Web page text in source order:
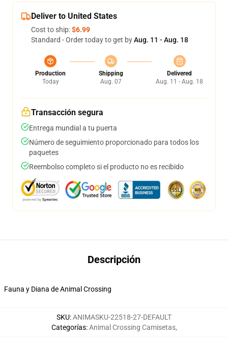
Deliver to United States
Cost to ship:$6.99
Standard - Order today to get byAug. 11 - Aug. 18
Production
Today
Shipping
Aug. 07
Delivered
Aug. 11 - Aug. 18
Transacción segura
Entrega mundial a tu puerta
Número de seguimiento proporcionado para todos los
paquetes
Reembolso completo si el producto no es recibido
Descripción
Fauna y Diana de Animal Crossing
SKU:ANIMASKU-22518-27-DEFAULT
Categorías:Animal Crossing Camisetas,